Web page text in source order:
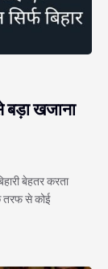
बड़ा खजाना
बेहतर करता
तरफ से कोई